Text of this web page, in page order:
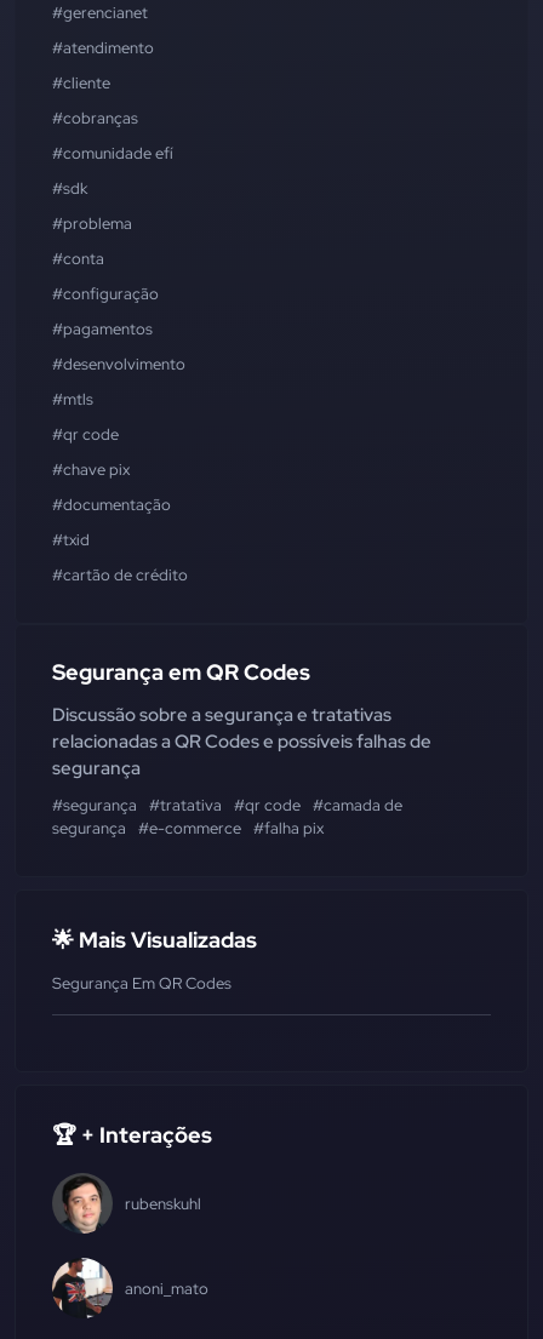
#gerencianet
#atendimento
#cliente
#cobranças
#comunidade efí
#sdk
#problema
#conta
#configuração
#pagamentos
#desenvolvimento
#mtls
#qr code
#chave pix
#documentação
#txid
#cartão de crédito
Segurança em QR Codes
Discussão sobre a segurança e tratativas
relacionadas a QR Codes e possíveis falhas de
segurança
#segurança #tratativa #qr code #camada de
segurança
#e-commerce #falha pix
🌟 Mais Visualizadas
Segurança Em QR Codes
🏆 + Interações
rubenskuhl
anoni_mato